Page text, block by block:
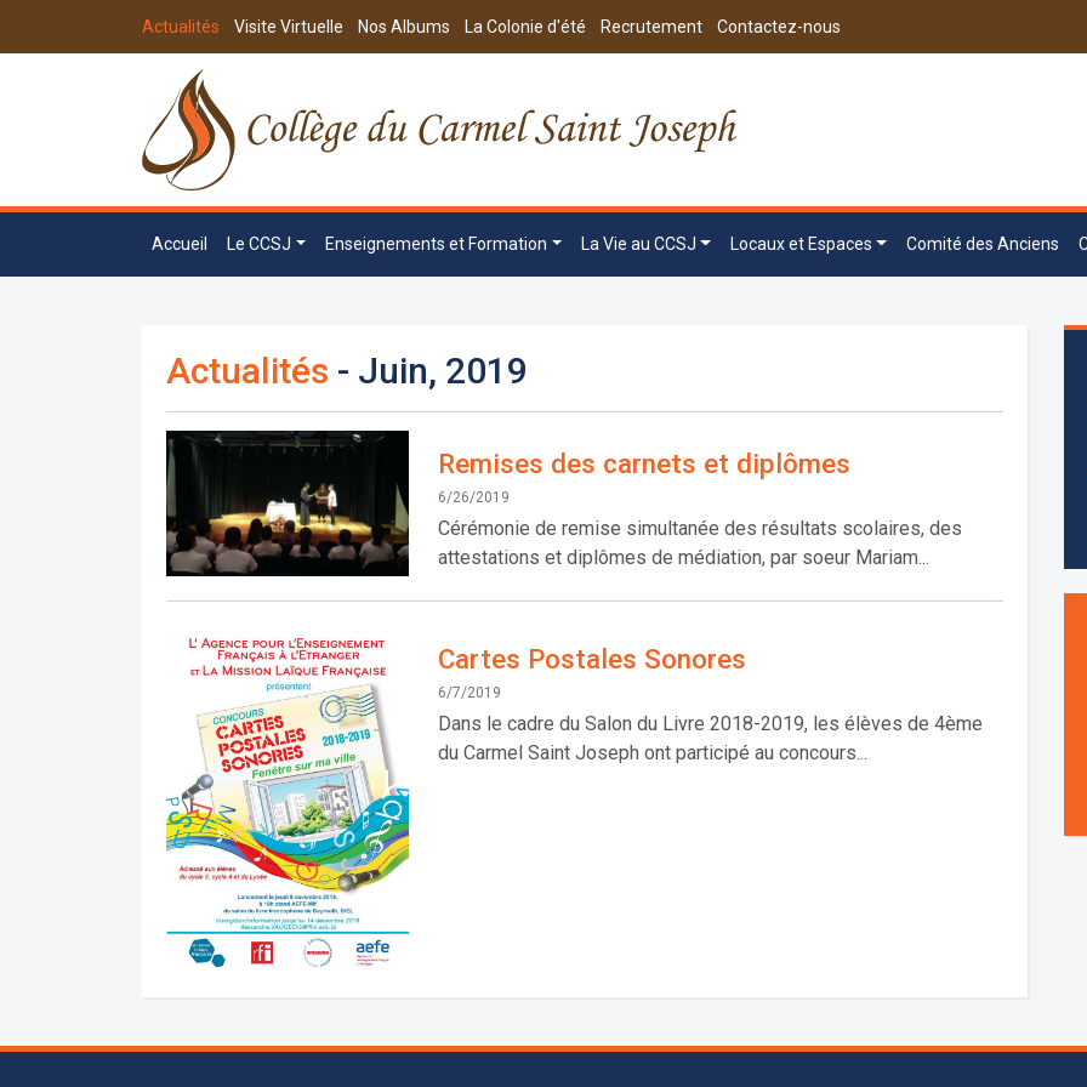
Actualités Visite Virtuelle Nos Albums La Colonie d'été Recrutement Contactez-nous
Accueil Le CCSJ Enseignements et Formation La Vie au CCSJ Locaux et Espaces Comité des Anciens
Actualités - Juin, 2019
Remises des carnets et diplômes
6/26/2019
Cérémonie de remise simultanée des résultats scolaires, des
attestations et diplômes de médiation, par soeur Mariam...
Cartes Postales Sonores
6/7/2019
Dans le cadre du Salon du Livre 2018-2019, les élèves de 4ème
du Carmel Saint Joseph ont participé au concours...